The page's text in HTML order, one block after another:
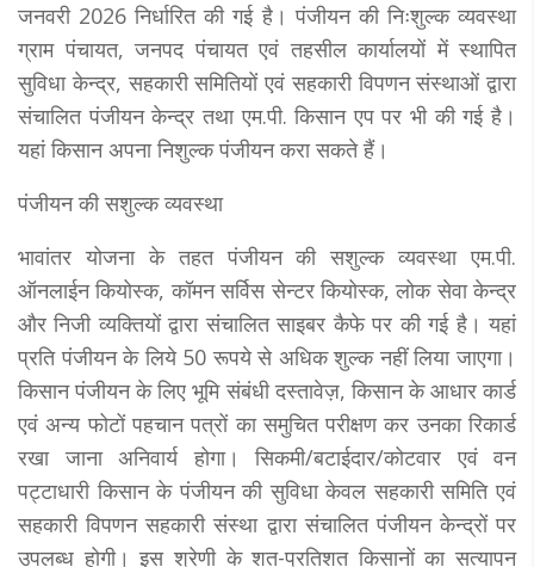
जनवरी 2026 निर्धारित की गई है। पंजीयन की निःशुल्क व्यवस्था
ग्राम पंचायत, जनपद पंचायत एवं तहसील कार्यालयों में स्थापित
सुविधा केन्द्र, सहकारी समितियों एवं सहकारी विपणन संस्थाओं द्वारा
संचालित पंजीयन केन्द्र तथा एम.पी. किसान एप पर भी की गई है।
यहां किसान अपना निशुल्क पंजीयन करा सकते हैं।
पंजीयन की सशुल्क व्यवस्था
भावांतर योजना के तहत पंजीयन की सशुल्क व्यवस्था एम.पी.
ऑनलाईन कियोस्क, कॉमन सर्विस सेन्टर कियोस्क, लोक सेवा केन्द्र
और निजी व्यक्तियों द्वारा संचालित साइबर कैफे पर की गई है। यहां
प्रति पंजीयन के लिये 50 रूपये से अधिक शुल्क नहीं लिया जाएगा।
किसान पंजीयन के लिए भूमि संबंधी दस्तावेज़, किसान के आधार कार्ड
एवं अन्य फोटों पहचान पत्रों का समुचित परीक्षण कर उनका रिकार्ड
रखा जाना अनिवार्य होगा। सिकमी/बटाईदार/कोटवार एवं वन
पट्टाधारी किसान के पंजीयन की सुविधा केवल सहकारी समिति एवं
सहकारी विपणन सहकारी संस्था द्वारा संचालित पंजीयन केन्द्रों पर
उपलब्ध होगी। इस श्रेणी के शत-प्रतिशत किसानों का सत्यापन